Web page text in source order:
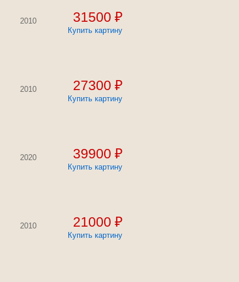
2010 31500 ₽
Купить картину
2010 27300 ₽
Купить картину
2020 39900 ₽
Купить картину
2010 21000 ₽
Купить картину